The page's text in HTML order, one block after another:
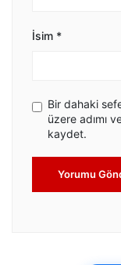
İsim *
Bir dahaki
üzere adımı
kaydet.
Yorumu